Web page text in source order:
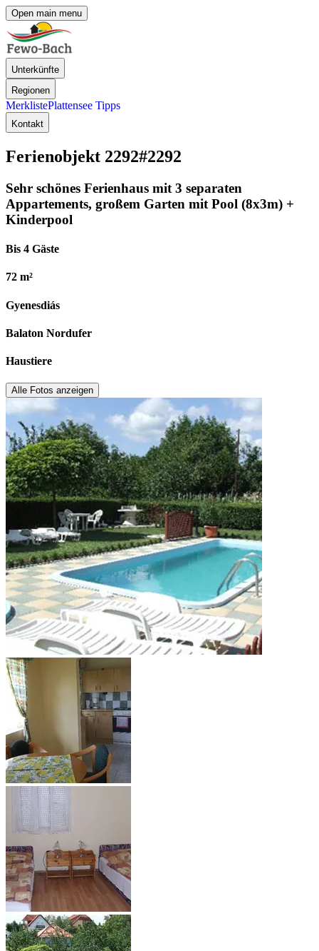
Open main menu
Unterkünfte
Regionen
MerklistePlattensee Tipps
Kontakt
Ferienobjekt 2292#2292
Sehr schönes Ferienhaus mit 3 separaten
Appartements, großem Garten mit Pool (8x3m) +
Kinderpool
Bis 4 Gäste
72 m²
Gyenesdiás
Balaton Nordufer
Haustiere
Alle Fotos anzeigen